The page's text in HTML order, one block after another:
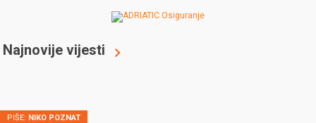
Najnovije vijesti
PIŠE: NIKO POZNAT